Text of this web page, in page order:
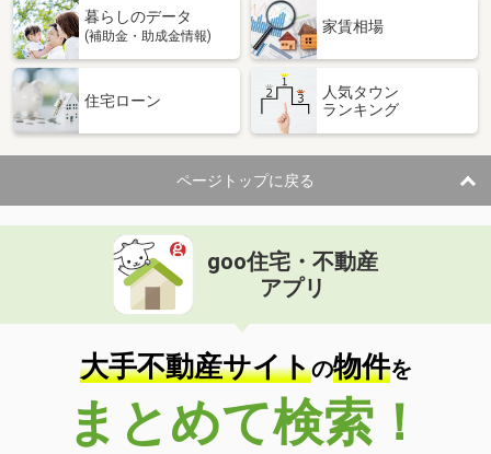
暮らしのデータ
(補助金・助成金情報)
家賃相場
住宅ローン
人気タウン
ランキング
ページトップに戻る
goo住宅・不動産
アプリ
大手不動産サイトの物件を
まとめて検索！